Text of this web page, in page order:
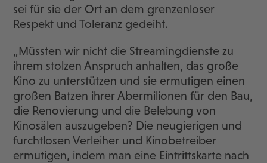
sei für sie der Ort an dem grenzenloser
Respekt und Toleranz gedeiht.
„Müssten wir nicht die Streamingdienste zu
ihrem stolzen Anspruch anhalten, das große
Kino zu unterstützen und sie ermutigen einen
großen Batzen ihrer Abermilionen für den Bau,
die Renovierung und die Belebung von
Kinosälen auszugeben? Die neugierigen und
furchtlosen Verleiher und Kinobetreiber
ermutigen, indem man eine Eintrittskarte nach